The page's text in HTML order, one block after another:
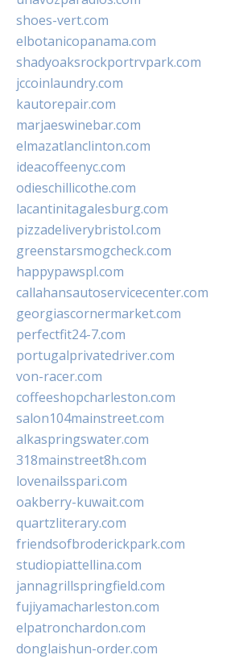
shoes-vert.com
elbotanicopanama.com
shadyoaksrockportrvpark.com
jccoinlaundry.com
kautorepair.com
marjaeswinebar.com
elmazatlanclinton.com
ideacoffeenyc.com
odieschillicothe.com
lacantinitagalesburg.com
pizzadeliverybristol.com
greenstarsmogcheck.com
happypawspl.com
callahansautoservicecenter.com
georgiascornermarket.com
perfectfit24-7.com
portugalprivatedriver.com
von-racer.com
coffeeshopcharleston.com
salon104mainstreet.com
alkaspringswater.com
318mainstreet8h.com
lovenailsspari.com
oakberry-kuwait.com
quartzliterary.com
friendsofbroderickpark.com
studiopiattellina.com
jannagrillspringfield.com
fujiyamacharleston.com
elpatronchardon.com
donglaishun-order.com